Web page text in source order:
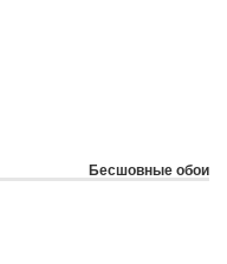
Бесшовные обои